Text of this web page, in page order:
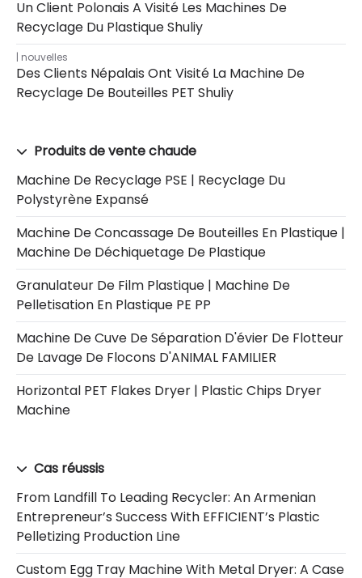
Un Client Polonais A Visité Les Machines De
Recyclage Du Plastique Shuliy
nouvelles
Des Clients Népalais Ont Visité La Machine De
Recyclage De Bouteilles PET Shuliy
Produits de vente chaude
Machine De Recyclage PSE | Recyclage Du
Polystyrène Expansé
Machine De Concassage De Bouteilles En Plastique |
Machine De Déchiquetage De Plastique
Granulateur De Film Plastique | Machine De
Pelletisation En Plastique PE PP
Machine De Cuve De Séparation D'évier De Flotteur
De Lavage De Flocons D'ANIMAL FAMILIER
Horizontal PET Flakes Dryer | Plastic Chips Dryer
Machine
Cas réussis
From Landfill To Leading Recycler: An Armenian
Entrepreneur’s Success With EFFICIENT’s Plastic
Pelletizing Production Line
Custom Egg Tray Machine With Metal Dryer: A Case